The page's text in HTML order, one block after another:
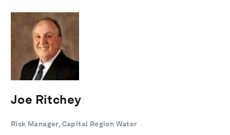
Joe Ritchey
Risk Manager, Capital Region Water